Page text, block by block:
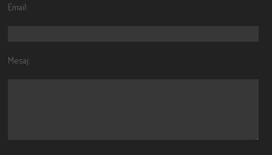
Email:
Mesaj: